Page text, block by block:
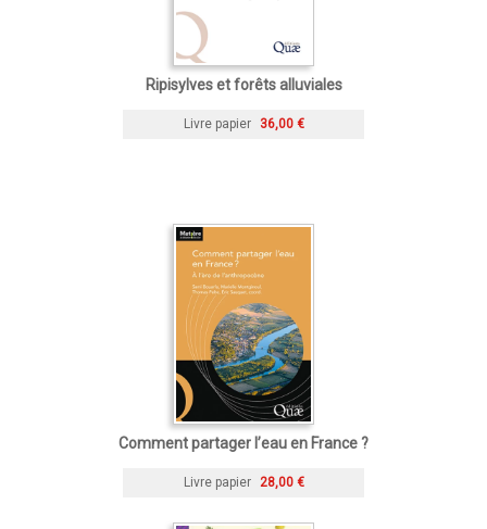
Ripisylves et forêts alluviales
Livre papier 36,00 €
Comment partager l’eau en France ?
Livre papier 28,00 €